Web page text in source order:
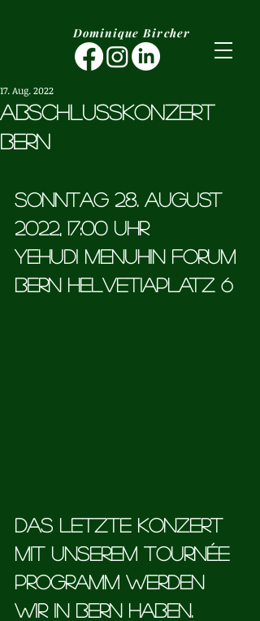
Dominique Bircher
Abschlusskonzert
Bern
17. Aug. 2022
Sonntag 28. August
2022, 17:00 Uhr
Yehudi Menuhin Forum
Bern Helvetiaplatz 6
Das letzte Konzert
mit unserem Tournée
Programm werden
wir in Bern haben.